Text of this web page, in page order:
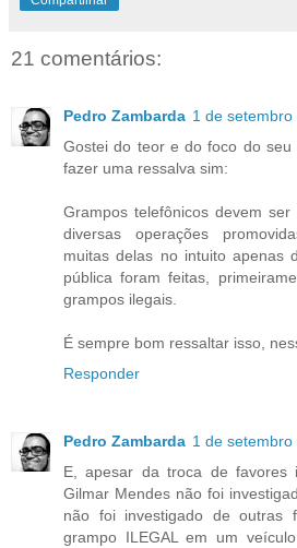
21 comentários:
Pedro Zambarda 1 de
Gostei do teor e do foco do
fazer uma ressalva sim:
Grampos telefônicos devem
diversas operações
muitas delas no intuito apenas
pública foram feitas,
grampos ilegais.
É sempre bom ressaltar isso,
Responder
Pedro Zambarda 1 de
E, apesar da troca de favores
Gilmar Mendes não foi
não foi investigado de outras
grampo ILEGAL em um